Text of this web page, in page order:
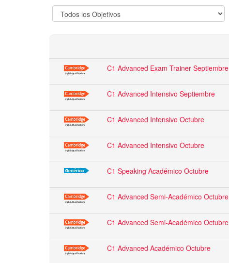
C1 Advanced Exam Trainer Septiembre
C1 Advanced Intensivo Septiembre
C1 Advanced Intensivo Octubre
C1 Advanced Intensivo Octubre
C1 Speaking Académico Octubre
C1 Advanced Semi-Académico Octubre
C1 Advanced Semi-Académico Octubre
C1 Advanced Académico Octubre